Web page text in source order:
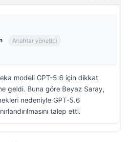
Anahtar yönetici
modeli GPT-5.6 için dikkat
geldi. Buna göre Beyaz Saray,
nedeniyle GPT-5.6
talep etti.